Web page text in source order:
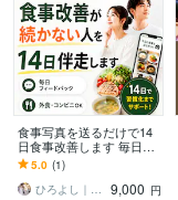
食事写真を送るだけで14
日食事改善します 毎日改
善点がわかるから無理な
く続けやすい
5.0 (1)
ひろよし｜外見改善トレーナー
9,000 円